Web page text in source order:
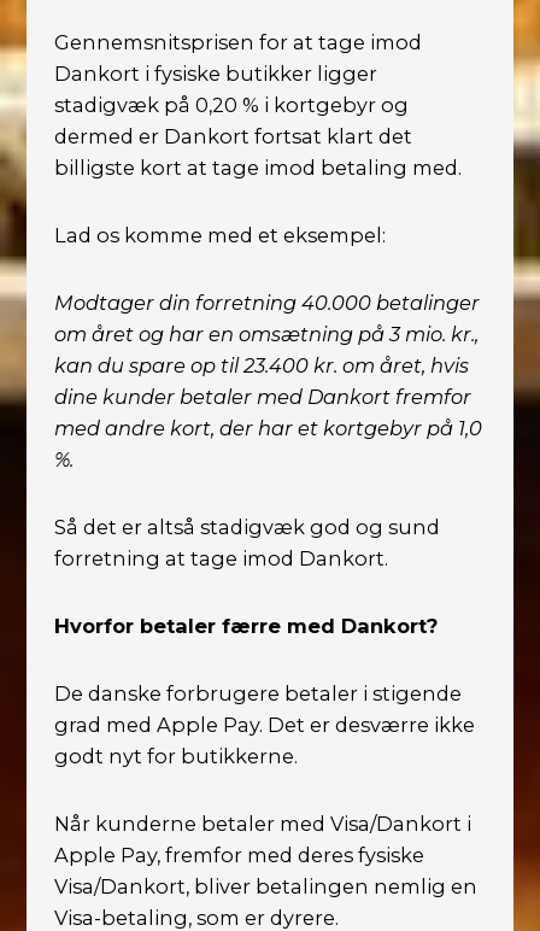
Gennemsnitsprisen for at tage imod
Dankort i fysiske butikker ligger
stadigvæk på 0,20 % i kortgebyr og
dermed er Dankort fortsat klart det
billigste kort at tage imod betaling med.
Lad os komme med et eksempel:
Modtager din forretning 40.000 betalinger
om året og har en omsætning på 3 mio. kr.,
kan du spare op til 23.400 kr. om året, hvis
dine kunder betaler med Dankort fremfor
med andre kort, der har et kortgebyr på 1,0
%.
Så det er altså stadigvæk god og sund
forretning at tage imod Dankort.
Hvorfor betaler færre med Dankort?
De danske forbrugere betaler i stigende
grad med Apple Pay. Det er desværre ikke
godt nyt for butikkerne.
Når kunderne betaler med Visa/Dankort i
Apple Pay, fremfor med deres fysiske
Visa/Dankort, bliver betalingen nemlig en
Visa-betaling, som er dyrere.